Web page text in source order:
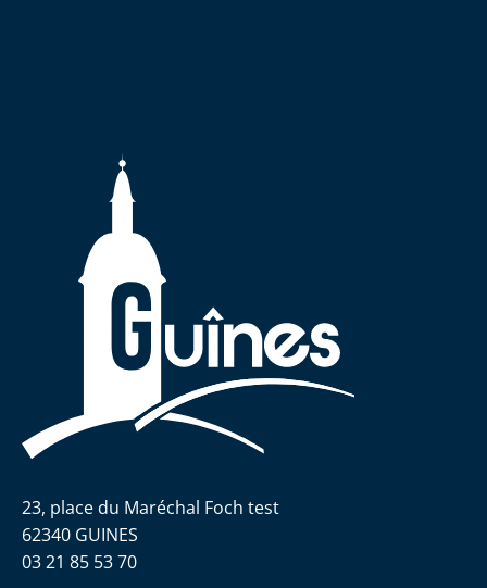
23, place du Maréchal Foch test
62340 GUINES
03 21 85 53 70